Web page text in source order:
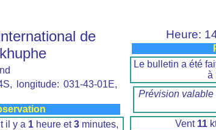
de
longitude: 031-43-01E,
il y a 1heure et3minutes,
Heure:
Le bulletin a été
à
Prévision valable
Vent 11